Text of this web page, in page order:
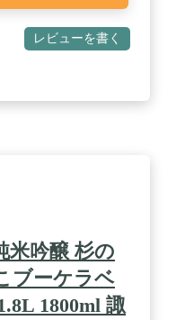
レビューを書く
米吟醸 杉の
ブーケラベ
1800ml 諏